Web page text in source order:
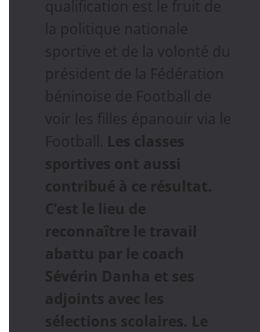
qualification est le fruit de
la politique nationale
sportive et de la volonté du
président de la Fédération
béninoise de Football de
voir les filles épanouir via le
Football. Les classes
sportives ont aussi
contribué à ce résultat.
C’est le lieu de
reconnaître le travail
abattu par le coach
Sévérin Danha et ses
adjoints avec les
sélections scolaires. Le